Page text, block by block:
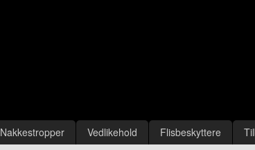
Nakkestropper Vedlikehold Flisbeskyttere